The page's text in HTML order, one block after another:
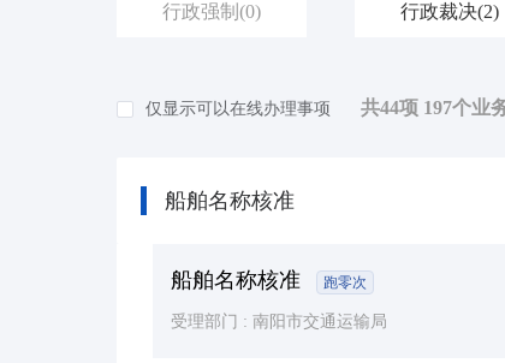
行政强制(0) 行政裁决(2)
仅显示可以在线办理事项 共44项 197个业
船舶名称核准
船舶名称核准 跑零次
受理部门 : 南阳市交通运输局